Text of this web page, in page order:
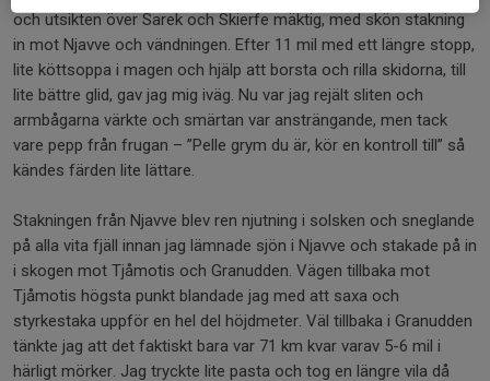
och utsikten över Sarek och Skierfe mäktig, med skön stakning
in mot Njavve och vändningen. Efter 11 mil med ett längre stopp,
lite köttsoppa i magen och hjälp att borsta och rilla skidorna, till
lite bättre glid, gav jag mig iväg. Nu var jag rejält sliten och
armbågarna värkte och smärtan var ansträngande, men tack
vare pepp från frugan – ”Pelle grym du är, kör en kontroll till” så
kändes färden lite lättare.
Stakningen från Njavve blev ren njutning i solsken och sneglande
på alla vita fjäll innan jag lämnade sjön i Njavve och stakade på in
i skogen mot Tjåmotis och Granudden. Vägen tillbaka mot
Tjåmotis högsta punkt blandade jag med att saxa och
styrkestaka uppför en hel del höjdmeter. Väl tillbaka i Granudden
tänkte jag att det faktiskt bara var 71 km kvar varav 5-6 mil i
härligt mörker. Jag tryckte lite pasta och tog en längre vila då